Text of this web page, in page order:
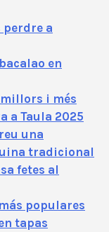
perdre a
en
millors i més
a Taula 2025
una
tradicional
fetes al
populares
tapas